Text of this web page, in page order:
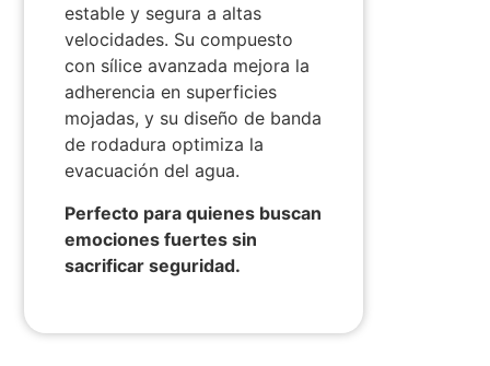
estable y segura a altas
velocidades. Su compuesto
con sílice avanzada mejora la
adherencia en superficies
mojadas, y su diseño de banda
de rodadura optimiza la
evacuación del agua.
Perfecto para quienes buscan
emociones fuertes sin
sacrificar seguridad.